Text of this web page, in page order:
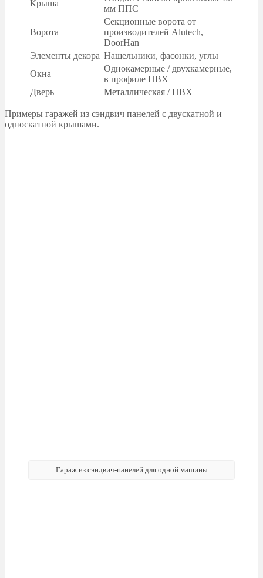
Крыша
мм ППС
Ворота
Секционные ворота от
производителей Alutech,
DoorHan
Элементы декора Нащельники, фасонки, углы
Окна
Однокамерные / двухкамерные,
в профиле ПВХ
Дверь
Металлическая / ПВХ
Примеры гаражей из сэндвич панелей с двускатной и
односкатной крышами.
Гараж из сэндвич-панелей для одной машины